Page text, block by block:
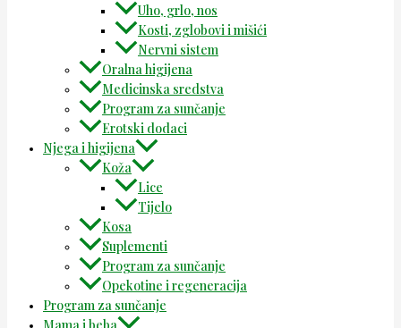
Uho, grlo, nos
Kosti, zglobovi i mišići
Nervni sistem
Oralna higijena
Medicinska sredstva
Program za sunčanje
Erotski dodaci
Njega i higijena
Koža
Lice
Tijelo
Kosa
Suplementi
Program za sunčanje
Opekotine i regeneracija
Program za sunčanje